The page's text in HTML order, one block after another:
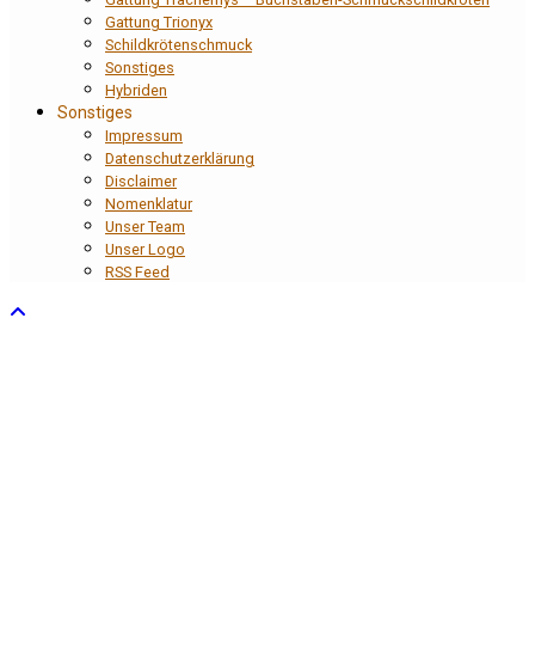
Gattung Trionyx
Schildkrötenschmuck
Sonstiges
Hybriden
Sonstiges
Impressum
Datenschutzerklärung
Disclaimer
Nomenklatur
Unser Team
Unser Logo
RSS Feed